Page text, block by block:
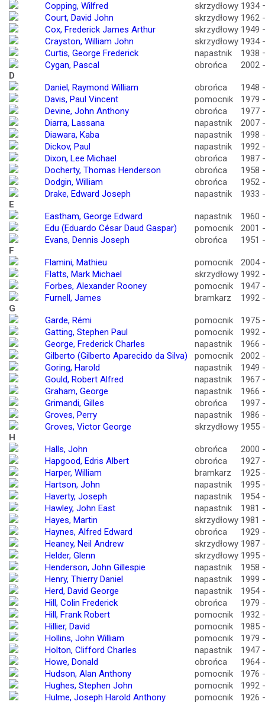
Copping, Wilfred
skrzydłowy 1934
Court, David John
skrzydłowy 1962
Cox, Frederick James Arthur
skrzydłowy 1949
Crayston, William John
skrzydłowy 1934
Curtis, George Frederick
napastnik
1938
Cygan, Pascal
obrońca
2002
D
Daniel, Raymond William
obrońca
1948
Davis, Paul Vincent
pomocnik
1979
Devine, John Anthony
obrońca
1977
Diarra, Lassana
napastnik
2007
Diawara, Kaba
napastnik
1998
Dickov, Paul
napastnik
1992
Dixon, Lee Michael
obrońca
1987
Docherty, Thomas Henderson
obrońca
1958
Dodgin, William
obrońca
1952
Drake, Edward Joseph
napastnik
1933
E
Eastham, George Edward
napastnik
1960
Edu (Eduardo César Daud Gaspar)
pomocnik
2001
Evans, Dennis Joseph
obrońca
1951
F
Flamini, Mathieu
pomocnik
2004
Flatts, Mark Michael
skrzydłowy 1992
Forbes, Alexander Rooney
pomocnik
1947
Furnell, James
bramkarz
1992
G
Garde, Rémi
pomocnik
1975
Gatting, Stephen Paul
pomocnik
1992
George, Frederick Charles
napastnik
1966
Gilberto (Gilberto Aparecido da Silva)
pomocnik
2002
Goring, Harold
napastnik
1949
Gould, Robert Alfred
napastnik
1967
Graham, George
napastnik
1966
Grimandi, Gilles
obrońca
1997
Groves, Perry
napastnik
1986
Groves, Victor George
skrzydłowy 1955
H
Halls, John
obrońca
2000
Hapgood, Edris Albert
obrońca
1927
Harper, William
bramkarz
1925
Hartson, John
napastnik
1995
Haverty, Joseph
napastnik
1954
Hawley, John East
napastnik
1981
Hayes, Martin
skrzydłowy 1981
Haynes, Alfred Edward
obrońca
1929
Heaney, Neil Andrew
skrzydłowy 1987
Helder, Glenn
skrzydłowy 1995
Henderson, John Gillespie
napastnik
1958
Henry, Thierry Daniel
napastnik
1999
Herd, David George
napastnik
1954
Hill, Colin Frederick
obrońca
1979
Hill, Frank Robert
pomocnik
1932
Hillier, David
pomocnik
1985
Hollins, John William
pomocnik
1979
Holton, Clifford Charles
napastnik
1947
Howe, Donald
obrońca
1964
Hudson, Alan Anthony
pomocnik
1976
Hughes, Stephen John
pomocnik
1992
Hulme, Joseph Harold Anthony
pomocnik 1926